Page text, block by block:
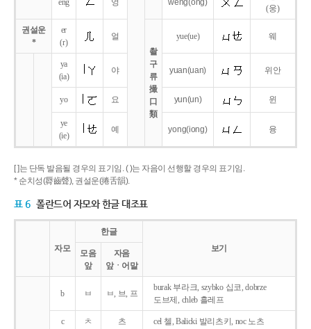
eng 엉 weng(ong)
(웅)
권설운
*
er
(r)
얼
촬
구
류
撮
口
類
yue(ue) 웨
ya
(ia)
야 yuan(uan) 위안
yo 요 yun(un) 윈
ye
(ie)
예 yong(iong) 융
[ ]는 단독 발음될 경우의 표기임. ( )는 자음이 선행할 경우의 표기임.
* 순치성(脣齒聲), 권설운(捲舌韻).
표 6 폴란드어 자모와 한글 대조표
자모
한글
보기
모음
앞
자음
앞ㆍ어말
b ㅂ ㅂ, 브, 프
burak 부라크, szybko 십코, dobrze
도브제, chleb 흘레프
c ㅊ 츠 cel 첼, Balicki 발리츠키, noc 노츠